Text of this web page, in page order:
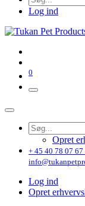
Log ind
0
Opret
+ 45 40 78 07
Log ind
Opret